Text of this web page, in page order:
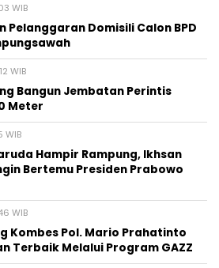
WIB
Pelanggaran Domisili Calon BPD
WIB
Bangun Jembatan Perintis
Meter
WIB
Hampir Rampung, Ikhsan
Bertemu Presiden Prabowo
WIB
Kombes Pol. Mario Prahatinto
Terbaik Melalui Program GAZZ